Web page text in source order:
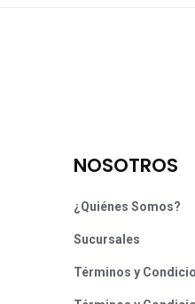
NOSOTROS
¿Quiénes Somos?
Sucursales
Términos y